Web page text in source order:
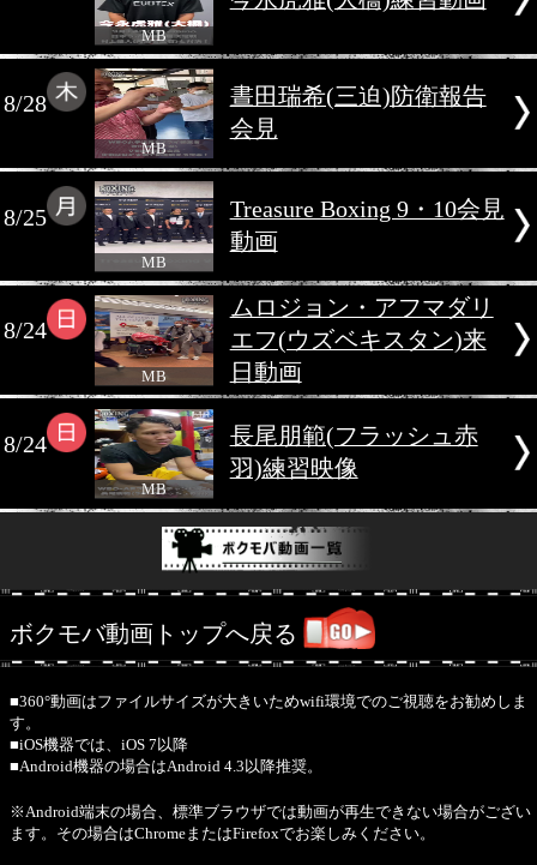
MB
今永虎雅(大橋)練習
MB
晝田瑞希(三迫)防衛
会見
8/25
MB
Treasure Boxing 9・
動画
MB
ムロジョン・アフ
エフ(ウズベキスタ
日動画
8/24
長尾朋範(フラッシ
羽)練習映像